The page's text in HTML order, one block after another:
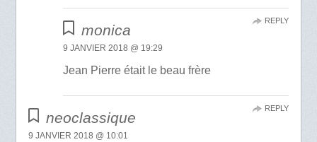
monica
9 JANVIER 2018 @ 19:29
Jean Pierre était le beau frère
REPLY
neoclassique
9 JANVIER 2018 @ 10:01
REPLY